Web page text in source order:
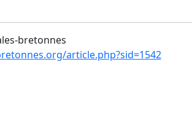
bretonnes
article.php?sid=1542